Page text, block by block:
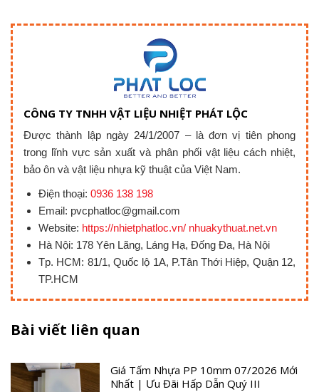
CÔNG TY TNHH VẬT LIỆU NHIỆT PHÁT LỘC
Được thành lập ngày 24/1/2007 – là đơn vị tiên phong
trong lĩnh vực sản xuất và phân phối vật liệu cách nhiệt,
bảo ôn và vật liệu nhựa kỹ thuật của Việt Nam.
Điện thoại: 0936 138 198
Email: pvcphatloc@gmail.com
Website: https://nhietphatloc.vn/ nhuakythuat.net.vn
Hà Nội: 178 Yên Lãng, Láng Hạ, Đống Đa, Hà Nội
Tp. HCM: 81/1, Quốc lộ 1A, P.Tân Thới Hiệp, Quận 12,
TP.HCM
Bài viết liên quan
Giá Tấm Nhựa PP 10mm 07/2026 Mới
Nhất | Ưu Đãi Hấp Dẫn Quý III